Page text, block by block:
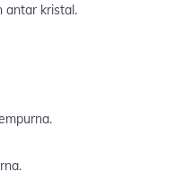
antar kristal.